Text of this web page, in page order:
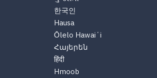
한국인
Hausa
Ōlelo Hawaiʻi
Հայերեն
हिंदी
Hmoob